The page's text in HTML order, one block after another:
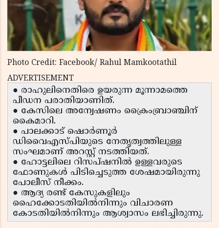
Photo Credit: Facebook/ Rahul Mamkootathil
ADVERTISEMENT
● രാഹുലിനെതിരെ ഉയരുന്ന മൂന്നാമത്തെ
പീഡന പരാതിയാണിത്.
● കേസിലെ അന്വേഷണം ക്രൈംബ്രാഞ്ചിന്
കൈമാറി.
● പാലക്കാട് ഷൊർണൂർ
ഡിവൈഎസ്‌പിയുടെ നേതൃത്വത്തിലുള്ള
സംഘമാണ് അറസ്റ്റ് നടത്തിയത്.
● ഹോട്ടലിലെ റിസപ്ഷനിൽ ഉള്ളവരുടെ
ഫോണുകൾ പിടിച്ചെടുത്ത ശേഷമായിരുന്നു
പോലീസ് നീക്കം.
● ആദ്യ രണ്ട് കേസുകളിലും
ഹൈക്കോടതിയിൽനിന്നും വിചാരണ
കോടതിയിൽനിന്നും ആശ്വാസം ലഭിച്ചിരുന്നു.